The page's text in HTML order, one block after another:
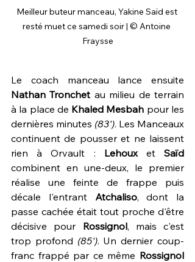
Meilleur buteur manceau, Yakine Saïd est
resté muet ce samedi soir | © Antoine
Fraysse
Nathan Tronchet au milieu de terrain
à la place de Khaled Mesbah pour les
dernières minutes (83'). Les Manceaux
continuent de pousser et ne laissent
rien à Orvault : Lehoux et
combinent en une-deux, le premier
réalise une feinte de frappe puis
décale l'entrant Atchaliso, dont la
passe cachée était tout proche d'être
décisive pour Rossignol, mais c'est
trop profond (85'). Un dernier coup-
franc frappé par ce même Rossignol